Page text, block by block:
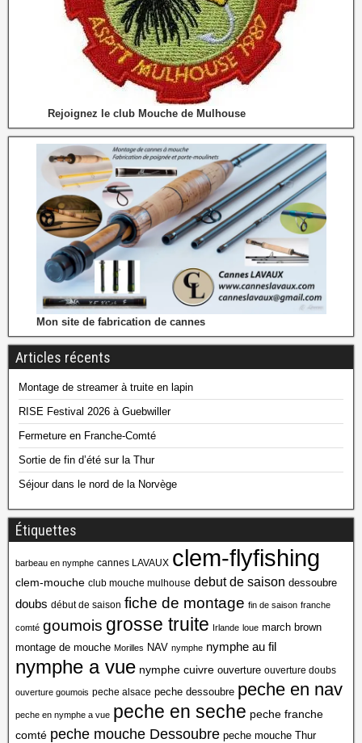
Rejoignez le club Mouche de Mulhouse
Mon site de fabrication de cannes
Articles récents
Montage de streamer à truite en lapin
RISE Festival 2026 à Guebwiller
Fermeture en Franche-Comté
Sortie de fin d’été sur la Thur
Séjour dans le nord de la Norvège
Étiquettes
barbeau en nymphe cannes LAVAUX clem-flyfishing
clem-mouche club mouche mulhouse debut de saison dessoubre
doubs début de saison fiche de montage fin de saison franche
comté goumois grosse truite Irlande loue march brown
montage de mouche Morilles NAV nymphe nymphe au fil
nymphe a vue nymphe cuivre ouverture ouverture doubs
ouverture goumois peche alsace peche dessoubre peche en nav
peche en nymphe a vue peche en seche peche franche
comté peche mouche Dessoubre peche mouche Thur